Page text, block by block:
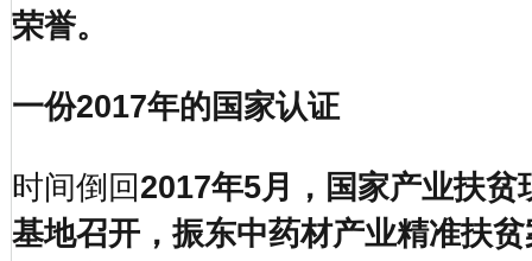
荣誉。
一份2017年的国家认证
时间倒回 2017年5月，国家产业扶贫
基地召开，振东中药材产业精准扶